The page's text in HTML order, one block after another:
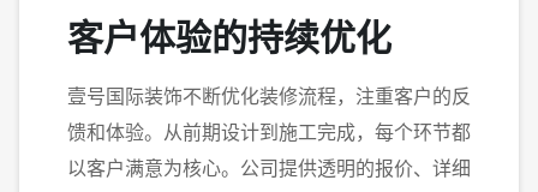
客户体验的持续优化
壹号国际装饰不断优化装修流程，注重客户的反
馈和体验。从前期设计到施工完成，每个环节都
以客户满意为核心。公司提供透明的报价、详细